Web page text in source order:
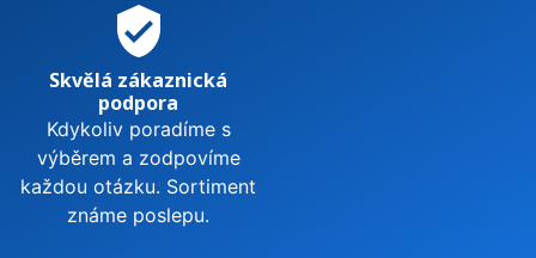
verified_user
Skvělá zákaznická
podpora
Kdykoliv poradíme s
výběrem a zodpovíme
každou otázku. Sortiment
známe poslepu.